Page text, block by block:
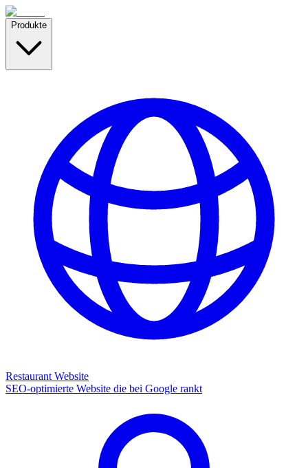
Produkte
Restaurant Website
SEO-optimierte Website die bei Google rankt